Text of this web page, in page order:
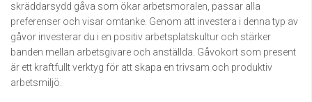
skräddarsydd gåva som ökar arbetsmoralen, passar alla
preferenser och visar omtanke. Genom att investera i denna typ av
gåvor investerar du i en positiv arbetsplatskultur och stärker
banden mellan arbetsgivare och anställda. Gåvokort som present
är ett kraftfullt verktyg för att skapa en trivsam och produktiv
arbetsmiljö.